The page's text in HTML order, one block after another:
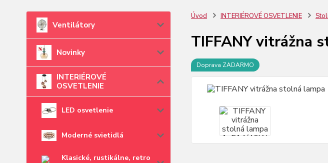
Ventilátory
Novinky
INTERIÉROVÉ
OSVETLENIE
LED osvetlenie
Moderné svietidlá
Klasické, rustikálne, retro
Úvod INTERIÉROVÉ OSVETLENIE
TIFFANY vitrážna
Doprava ZADARMO